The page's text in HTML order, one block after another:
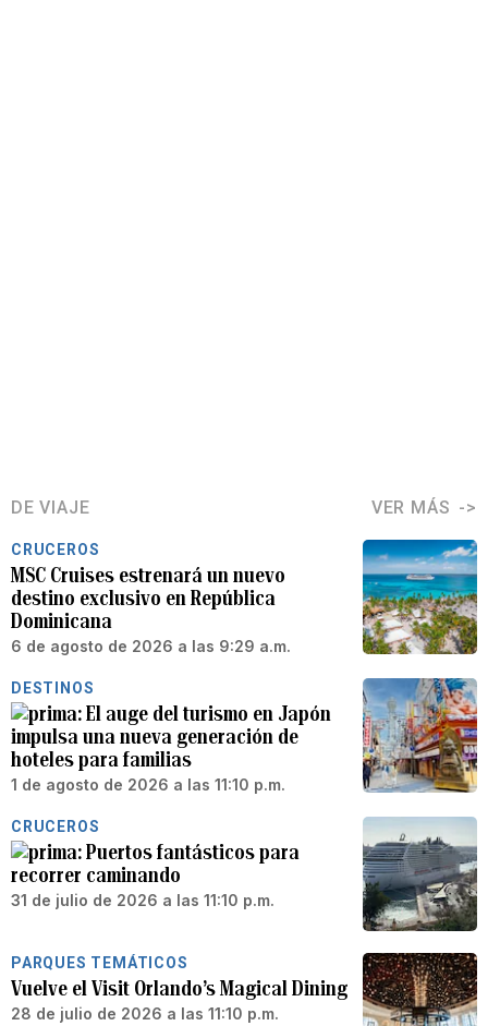
DE VIAJE VER MÁS
CRUCEROS
MSC Cruises estrenará un nuevo
destino exclusivo en República
Dominicana
6 de agosto de 2026 a las 9:29 a.m.
DESTINOS
El auge del turismo en Japón
impulsa una nueva generación de
hoteles para familias
1 de agosto de 2026 a las 11:10 p.m.
CRUCEROS
Puertos fantásticos para
recorrer caminando
31 de julio de 2026 a las 11:10 p.m.
PARQUES TEMÁTICOS
Vuelve el Visit Orlando’s Magical Dining
28 de julio de 2026 a las 11:10 p.m.